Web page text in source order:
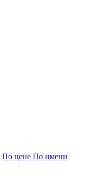
По цене По имени